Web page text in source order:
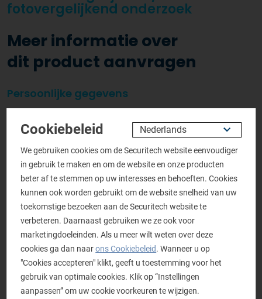
fotovergelijkend onderzoek
Meer informatie over
dit product aanvragen
Persoonlijke gegevens
Aanhef
De heer Mevrouw
Naam*
Bedrijfsnaam
Telefoonnummer*
Cookiebeleid
We gebruiken cookies om de Securitech website eenvoudiger
in gebruik te maken en om de website en onze producten
beter af te stemmen op uw interesses en behoeften. Cookies
kunnen ook worden gebruikt om de website snelheid van uw
toekomstige bezoeken aan de Securitech website te
verbeteren. Daarnaast gebruiken we ze ook voor
marketingdoeleinden. Als u meer wilt weten over deze
cookies ga dan naar ons Cookiebeleid. Wanneer u op
"Cookies accepteren" klikt, geeft u toestemming voor het
gebruik van optimale cookies. Klik op “Instellingen
aanpassen” om uw cookie voorkeuren te wijzigen.